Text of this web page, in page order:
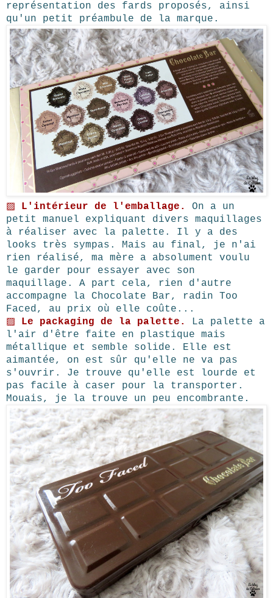
représentation des fards proposés, ainsi
qu'un petit préambule de la marque.
▨ L'intérieur de l'emballage.
On a un
petit manuel expliquant divers maquillages
à réaliser avec la palette. Il y a des
looks très sympas. Mais au final, je n'ai
rien réalisé, ma mère a absolument voulu
le garder pour essayer avec son
maquillage. A part cela, rien d'autre
accompagne la Chocolate Bar, radin Too
Faced, au prix où elle coûte...
▨
Le packaging de la palette.
La palette a
l'air d'être faite en plastique mais
métallique et semble solide. Elle est
aimantée, on est sûr qu'elle ne va pas
s'ouvrir. Je trouve qu'elle est lourde et
pas facile à caser pour la transporter.
Mouais, je la trouve un peu encombrante.